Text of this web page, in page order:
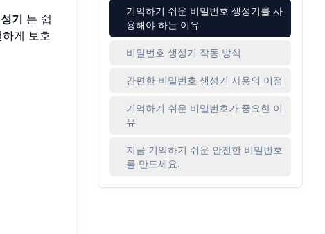
기 는 쉽
게 보호
기억하기 쉬운 비밀번호 생성기를 사
용해야 하는 이유
비밀번호 생성기 작동 방식
간편한 비밀번호 생성기 사용의 이점
기억하기 쉬운 비밀번호가 중요한 이
유
지금 기억하기 쉬운 안전한 비밀번호
를 만드세요.